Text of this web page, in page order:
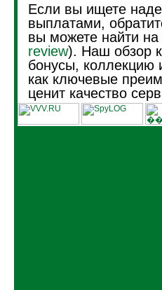
Если вы ищете
выплатами,
вы можете найти на
review). Наш обзор
бонусы, коллекцию
как ключевые
ценит качество